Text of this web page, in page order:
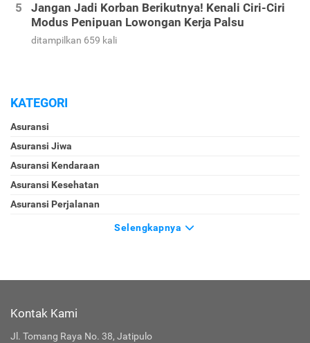
Jangan Jadi Korban Berikutnya! Kenali Ciri-Ciri
Modus Penipuan Lowongan Kerja Palsu
ditampilkan 659 kali
KATEGORI
Asuransi
Asuransi Jiwa
Asuransi Kendaraan
Asuransi Kesehatan
Asuransi Perjalanan
Selengkapnya
Kontak Kami
Jl. Tomang Raya No. 38, Jatipulo